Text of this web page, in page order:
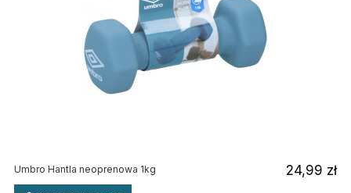
Umbro Hantla neoprenowa 1kg 24,99 zł